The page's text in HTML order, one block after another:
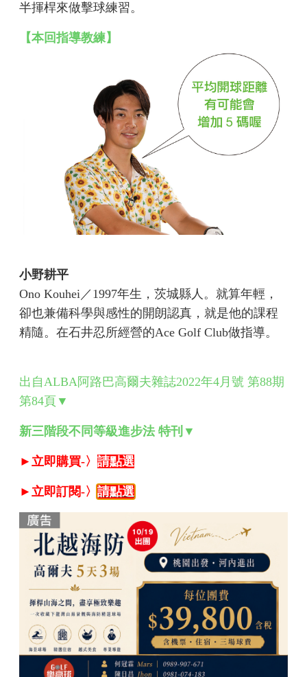
半揮桿來做擊球練習。
【本回指導教練】
小野耕平
Ono Kouhei／1997年生，茨城縣人。就算年輕，
卻也兼備科學與感性的開朗認真，就是他的課程
精隨。在石井忍所經營的Ace Golf Club做指導。
出自ALBA阿路巴高爾夫雜誌2022年4月號 第88期
第84頁▼
新三階段不同等級進步法 特刊▼
►立即購買-〉請點選
►立即訂閱-〉請點選